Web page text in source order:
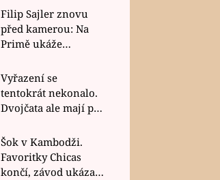
Filip Sajler znovu
před kamerou: Na
Primě ukáže
rychlé recepty
Vyřazení se
tentokrát nekonalo.
Dvojčata ale mají po
závodu nůž na krku
Šok v Kambodži.
Favoritky Chicas
končí, závod ukázal